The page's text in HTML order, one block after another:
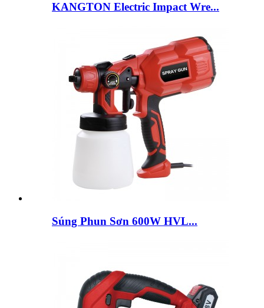
KANGTON Electric Impact Wre...
Súng Phun Sơn 600W HVL...